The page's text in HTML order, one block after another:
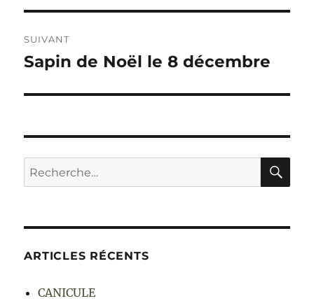
SUIVANT
Publication
Sapin de Noël le 8 décembre
Recherche
pour :
ARTICLES RÉCENTS
CANICULE